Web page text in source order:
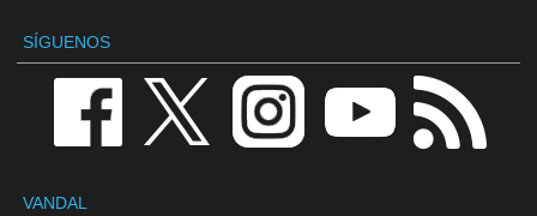
SÍGUENOS
VANDAL